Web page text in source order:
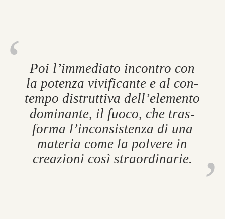
Poi l’im­me­di­ato in­con­tro con
la po­tenza viv­i­fic­ante e al con­
tempo dis­trut­tiva dell’ele­mento
dom­in­ante, il fuoco, che tras­
forma l’in­con­sistenza di una
ma­teria come la polvere in
creaz­ioni così straordin­arie.